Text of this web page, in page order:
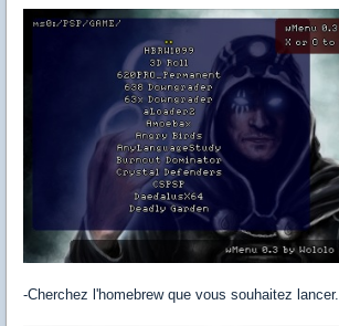
-Cherchez l'homebrew que vous souhaitez lancer.